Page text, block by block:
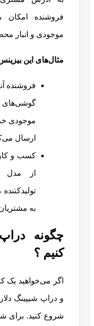
فروشنده امکان
موجودی و انبار
مثال‌های این
فروشنده
گوشی‌های
موجودی
ارسال
کسب و کار
از مدل
به
چگونه
کنیم ؟
اگر می‌خواهید یک
و دراپ شیپینگ
شروع کنید. برای